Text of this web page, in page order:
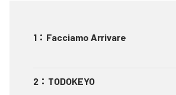
1 ： Facciamo Arrivare
2 ： TODOKEYO